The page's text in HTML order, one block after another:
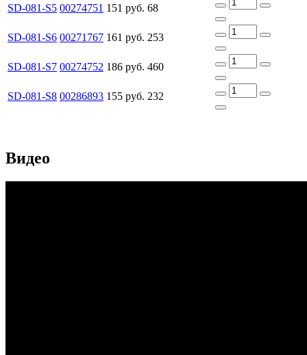
SD-081-S5 00274751 151 руб. 68
SD-081-S6 00271767 161 руб. 253
SD-081-S7 00274752 186 руб. 460
SD-081-S8 00286893 155 руб. 232
Видео